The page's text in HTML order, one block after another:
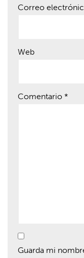
Correo
Web
Comentario *
Guarda mi